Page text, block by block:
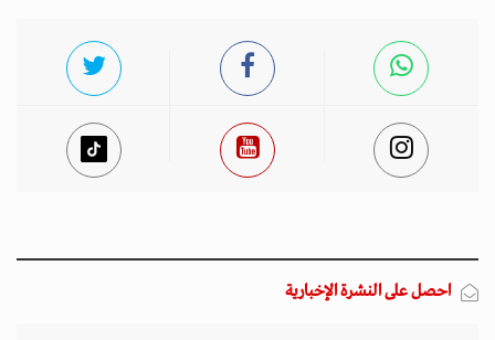
احصل على النشرة الإخبارية